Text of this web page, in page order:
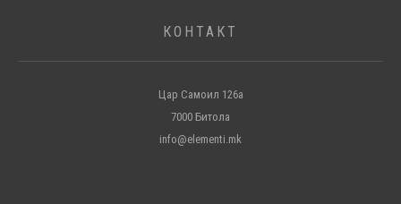
КОНТАКТ
Цар Самоил 126а
7000 Битола
info@elementi.mk